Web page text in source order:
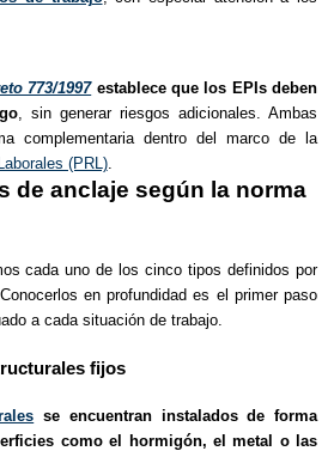
773/1997establece que los EPIs deben
, sin generar riesgos adicionales. Ambas
complementaria dentro del marco de la
(PRL).
de anclaje según la norma
cada uno de los cinco tipos definidos por
en profundidad es el primer paso
a cada situación de trabajo.
fijos
se encuentran instalados de forma
como el hormigón, el metal o las